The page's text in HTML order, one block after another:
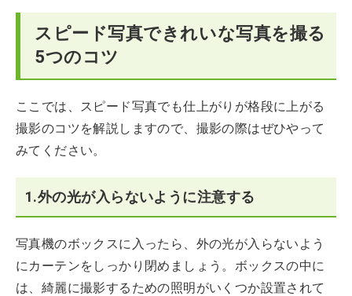
スピード写真できれいな写真を撮る
5つのコツ
ここでは、スピード写真でも仕上がりが格段に上がる
撮影のコツを解説しますので、撮影の際はぜひやって
みてください。
1.外の光が入らないように注意する
写真機のボックスに入ったら、外の光が入らないよう
にカーテンをしっかり閉めましょう。ボックスの中に
は、綺麗に撮影するための照明がいくつか設置されて